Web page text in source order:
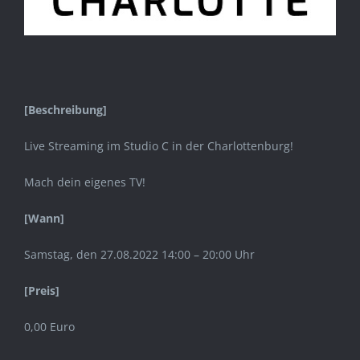
[Beschreibung]
Live Streaming im Studio C in der Charlottenburg!
Mach dein eigenes TV!
[Wann]
Samstag, den 27.08.2022 14:00 – 20:00 Uhr
[Preis]
0,00 Euro